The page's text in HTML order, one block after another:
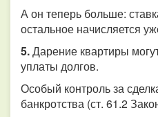
А он теперь больше:
остальное начисляется
5.Дарение квартиры
уплаты долгов.
Особый контроль за
банкротства (ст. 61.2